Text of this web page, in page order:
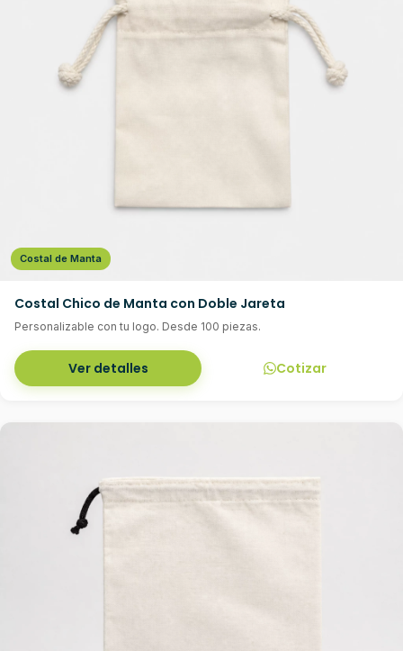
Costal de Manta
Costal Chico de Manta con Doble Jareta
Personalizable con tu logo. Desde 100 piezas.
Ver detalles Cotizar